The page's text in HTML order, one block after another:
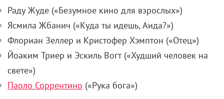
Раду Жуде («Безумное кино для взрослых»)
Ясмила Жбанич («Куда ты идешь, Аида?»)
Флориан Зеллер и Кристофер Хэмптон («Отец»)
Йоаким Триер и Эскиль Вогт («Худший человек на
свете»)
Паоло Соррентино («Рука бога»)